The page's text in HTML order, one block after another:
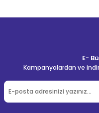
E-
Kampanyalardan ve